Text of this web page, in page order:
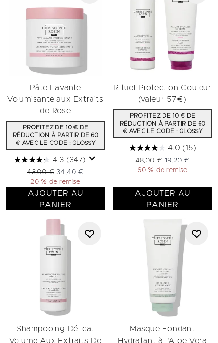
Pâte Lavante
Volumisante aux Extraits
de Rose
PROFITEZ DE 10 € DE
RÉDUCTION À PARTIR DE 60
€ AVEC LE CODE : GLOSSY
4.3 (347)
Prix de vente :
43,00 € Prix ​​actuel :
34,40 €
20 % de remise
AJOUTER AU
PANIER
Rituel Protection Couleur
(valeur 57€)
PROFITEZ DE 10 € DE
RÉDUCTION À PARTIR DE 60
€ AVEC LE CODE : GLOSSY
4.0 (15)
Prix de vente :
48,00 € Prix ​​actuel :
19,20 €
60 % de remise
AJOUTER AU
PANIER
Shampooing Délicat
Volume Aux Extraits De
Masque Fondant
Hydratant à l'Aloe Vera